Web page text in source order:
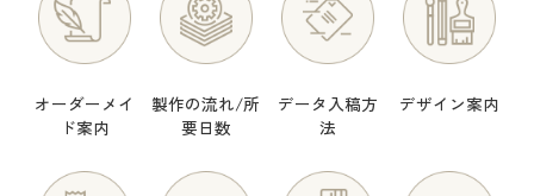
オーダーメイ
ド案内
製作の流れ/所
要日数
データ入稿方
法
デザイン案内